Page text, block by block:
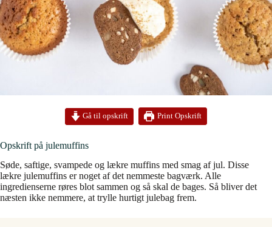
Gå til opskrift Print Opskrift
Opskrift på julemuffins
Søde, saftige, svampede og lækre muffins med smag af jul. Disse
lækre julemuffins er noget af det nemmeste bagværk. Alle
ingredienserne røres blot sammen og så skal de bages. Så bliver det
næsten ikke nemmere, at trylle hurtigt julebag frem.